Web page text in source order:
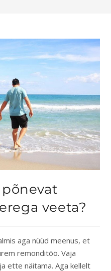
veeta?
aga nüüd meenus, et
remonditöö. Vaja
ette näitama. Aga kellelt